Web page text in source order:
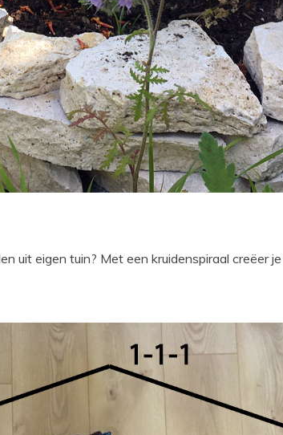
uit eigen tuin? Met een kruidenspiraal creëer